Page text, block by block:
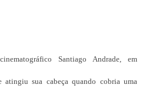
Santiago Andrade, em
atingiu sua cabeça quando cobria uma